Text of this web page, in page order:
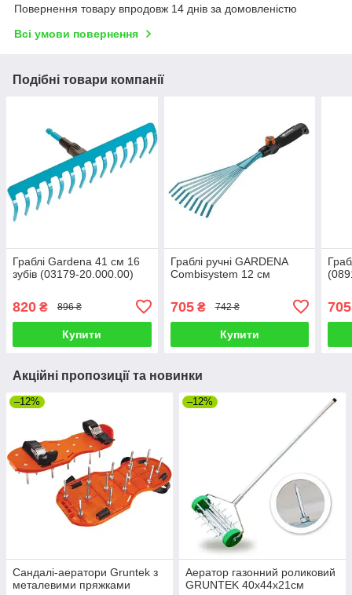
Повернення товару впродовж 14 днів за домовленістю
Всі умови повернення
Подібні товари компанії
Граблі Gardena 41 см 16
зубів (03179-20.000.00)
820 ₴ 896 ₴
Купити
Граблі ручні GARDENA
Combisystem 12 см
705₴ 742 ₴
Купити
705
Акційні пропозиції та новинки
–12%
Сандалі-аератори Gruntek з
металевими пряжками
–12%
Аератор газонний роликовий
GRUNTEK 40х44х21cм